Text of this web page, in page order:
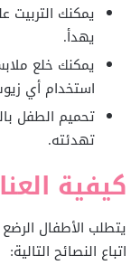
يمكنك
يهدأ.
يمكنك خلع
استخدام أي
تحميم الطفل
تهدئته.
كيفية
يتطلب الأطفال
اتباع النصائح التالية: